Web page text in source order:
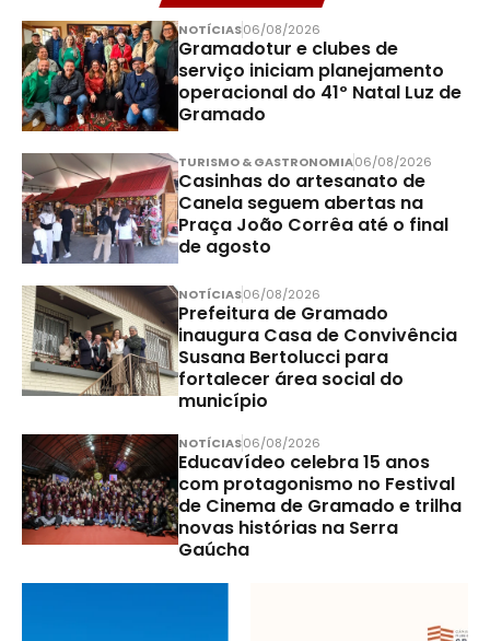
NOTÍCIAS06/08/2026
Gramadotur e clubes de
serviço iniciam planejamento
operacional do 41º Natal Luz de
Gramado
TURISMO & GASTRONOMIA06/08/2026
Casinhas do artesanato de
Canela seguem abertas na
Praça João Corrêa até o final
de agosto
NOTÍCIAS06/08/2026
Prefeitura de Gramado
inaugura Casa de Convivência
Susana Bertolucci para
fortalecer área social do
município
NOTÍCIAS06/08/2026
Educavídeo celebra 15 anos
com protagonismo no Festival
de Cinema de Gramado e trilha
novas histórias na Serra
Gaúcha